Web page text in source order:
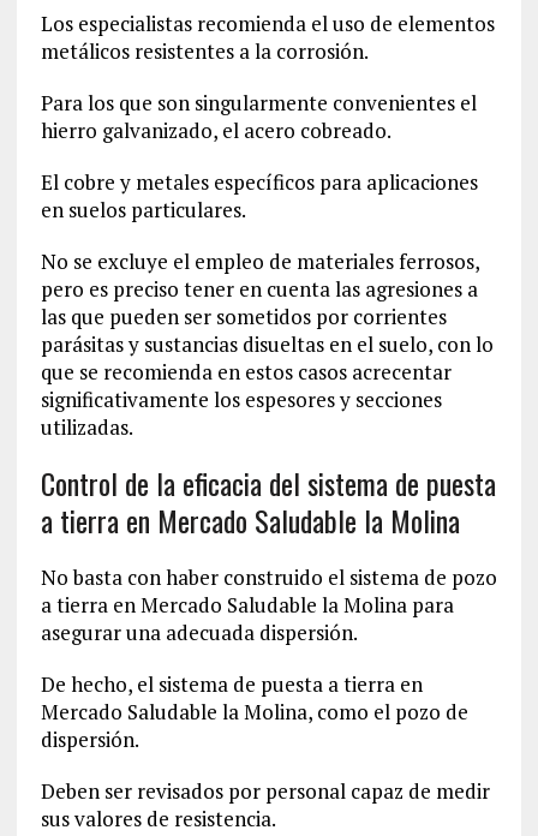
Los especialistas recomienda el uso de elementos
metálicos resistentes a la corrosión.
Para los que son singularmente convenientes el
hierro galvanizado, el acero cobreado.
El cobre y metales específicos para aplicaciones
en suelos particulares.
No se excluye el empleo de materiales ferrosos,
pero es preciso tener en cuenta las agresiones a
las que pueden ser sometidos por corrientes
parásitas y sustancias disueltas en el suelo, con lo
que se recomienda en estos casos acrecentar
significativamente los espesores y secciones
utilizadas.
Control de la eficacia del sistema de puesta
a tierra en Mercado Saludable la Molina
No basta con haber construido el sistema de pozo
a tierra en Mercado Saludable la Molina para
asegurar una adecuada dispersión.
De hecho, el sistema de puesta a tierra en
Mercado Saludable la Molina, como el pozo de
dispersión.
Deben ser revisados por personal capaz de medir
sus valores de resistencia.